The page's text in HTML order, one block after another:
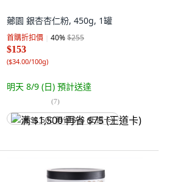
薌園 銀杏杏仁粉, 450g, 1罐
首購折扣價 40%$255
$153
($34.00/100g)
明天 8/9 (日) 預計送達
(7)
满 $1,500 再省 $75 (王道卡)